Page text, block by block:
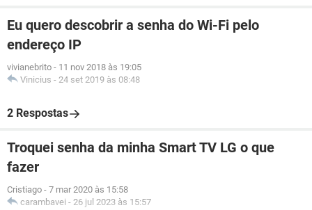
Eu quero descobrir a senha do Wi-Fi pelo
endereço IP
vivianebrito - 11 nov 2018 às 19:05
Vinicius - 24 set 2019 às 08:48
2 Respostas
Troquei senha da minha Smart TV LG o que
fazer
Cristiago - 7 mar 2020 às 15:58
carambavei - 26 jul 2023 às 15:57